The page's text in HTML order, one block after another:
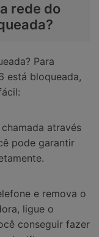
rede do
Para
está bloqueada,
através
pode garantir
e remova o
ligue o
conseguir fazer